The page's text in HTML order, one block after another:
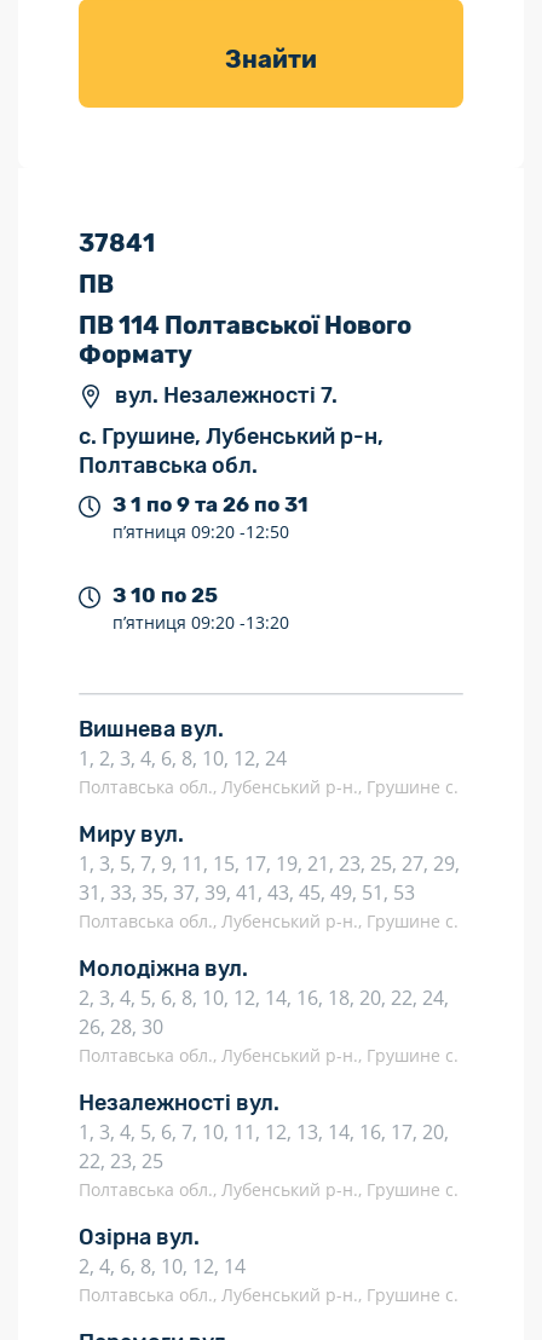
товарів для
Знайти
37841
ПВ
ПВ 114 Полтавської Нового
Формату
вул. Незалежності 7.
с. Грушине, Лубенський р-н,
Полтавська обл.
З 1 по 9 та 26 по 31
п’ятниця 09:20 -12:50
З 10 по 25
п’ятниця 09:20 -13:20
Вишнева вул.
1, 2, 3, 4, 6, 8, 10, 12, 24
Полтавська обл., Лубенський р-н., Грушине с.
Миру вул.
1, 3, 5, 7, 9, 11, 15, 17, 19, 21, 23, 25, 27, 29,
31, 33, 35, 37, 39, 41, 43, 45, 49, 51, 53
Полтавська обл., Лубенський р-н., Грушине с.
Молодіжна вул.
2, 3, 4, 5, 6, 8, 10, 12, 14, 16, 18, 20, 22, 24,
26, 28, 30
Полтавська обл., Лубенський р-н., Грушине с.
Незалежності вул.
1, 3, 4, 5, 6, 7, 10, 11, 12, 13, 14, 16, 17, 20,
22, 23, 25
Полтавська обл., Лубенський р-н., Грушине с.
Озірна вул.
2, 4, 6, 8, 10, 12, 14
Полтавська обл., Лубенський р-н., Грушине с.